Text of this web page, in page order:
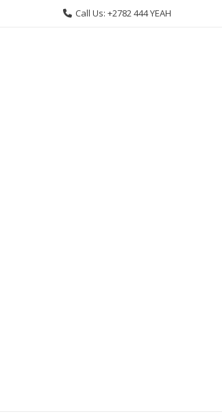
Call Us: +2782 444 YEAH